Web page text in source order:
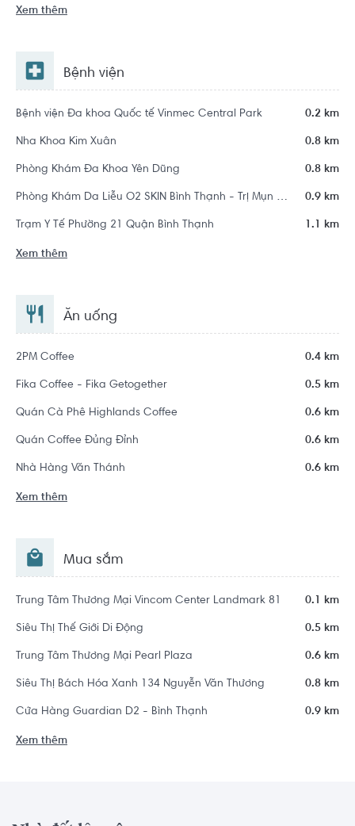
Xem thêm
Bệnh viện
Bệnh viện Đa khoa Quốc tế Vinmec Central Park 0.2 km
Nha Khoa Kim Xuân 0.8 km
Phòng Khám Đa Khoa Yên Dũng 0.8 km
Phòng Khám Da Liễu O2 SKIN Bình Thạnh - Trị Mụn Chuẩn Y Khoa 0.9 km
Trạm Y Tế Phường 21 Quận Bình Thạnh 1.1 km
Xem thêm
Ăn uống
2PM Coffee 0.4 km
Fika Coffee - Fika Getogether 0.5 km
Quán Cà Phê Highlands Coffee 0.6 km
Quán Coffee Đủng Đỉnh 0.6 km
Nhà Hàng Văn Thánh 0.6 km
Xem thêm
Mua sắm
Trung Tâm Thương Mại Vincom Center Landmark 81 0.1 km
Siêu Thị Thế Giới Di Động 0.5 km
Trung Tâm Thương Mại Pearl Plaza 0.6 km
Siêu Thị Bách Hóa Xanh 134 Nguyễn Văn Thương 0.8 km
Cửa Hàng Guardian D2 - Bình Thạnh 0.9 km
Xem thêm